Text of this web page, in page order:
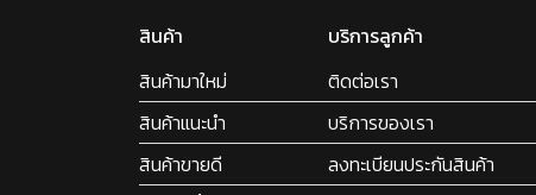
กาต้มน้ำไฟฟ้า
เครื่องปั่นสมูทตี้
ถังต้มน้ำร้อนไฟฟ้า
หม้อหุงข้าวแก๊ส
เตาชาบูแบบฝัง
เครื่องปั่นสมูทตี้
ถังต้มน้ำร้อนไฟฟ้า
สินค้า
สินค้ามาใหม่
สินค้าแนะนำ
สินค้าขายดี
บริการลูกค้า
ติดต่อเรา
บริการของเรา
ลงทะเบียนประกันสินค้า